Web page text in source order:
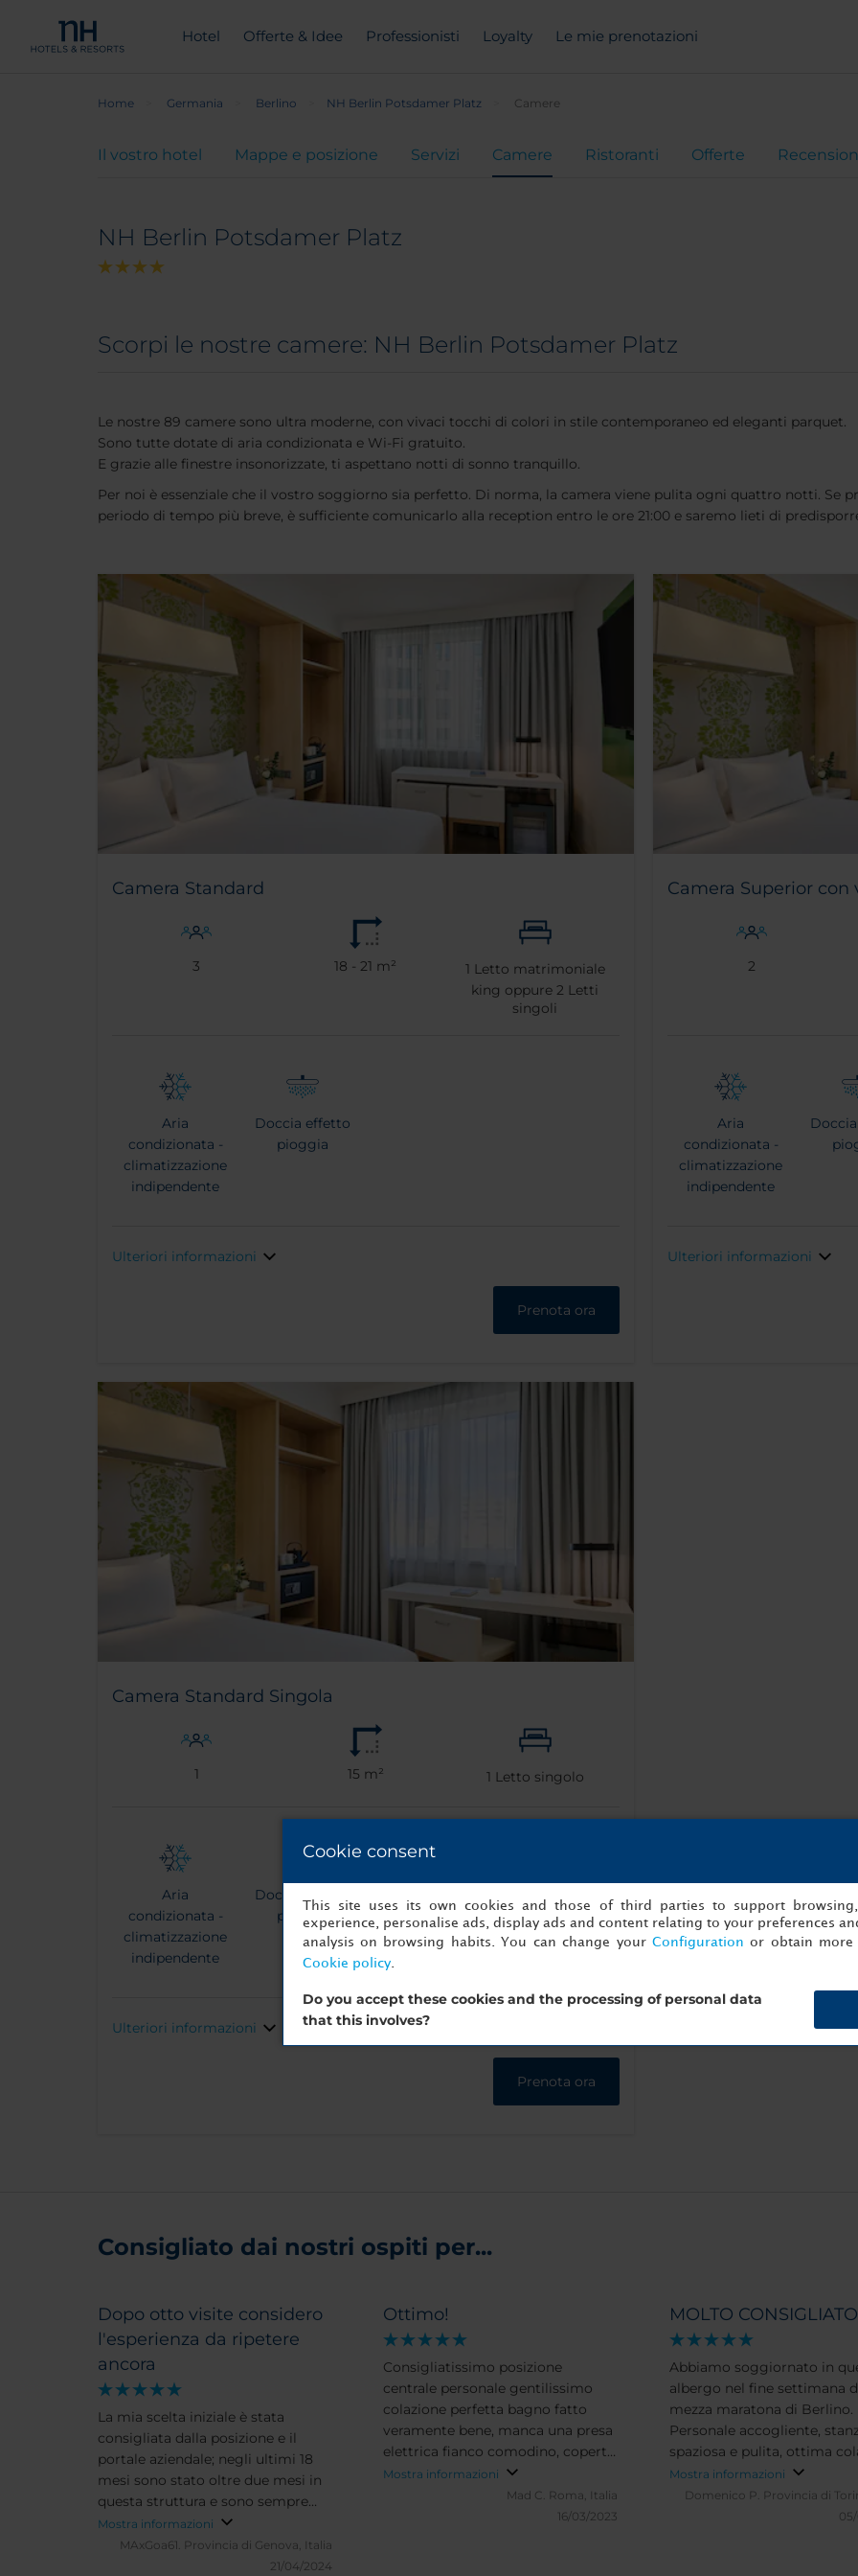
Hotel Offerte & Idee Professionisti Loyalty Le mie prenotazioni
Home Germania Berlino NH Berlin Potsdamer Platz Camere
Il vostro hotel Mappe e posizione Servizi Camere Ristoranti Offerte
NH Berlin Potsdamer Platz
Scorpi le nostre camere: NH Berlin Potsdamer Platz
Le nostre 89 camere sono ultra moderne, con vivaci tocchi di colori in stile contemporaneo ed eleganti parquet.
Sono tutte dotate di aria condizionata e Wi-Fi gratuito.
E grazie alle finestre insonorizzate, ti aspettano notti di sonno tranquillo.
Per noi è essenziale che il vostro soggiorno sia perfetto. Di norma, la camera viene pulita ogni quattro notti. Se
periodo di tempo più breve, è sufficiente comunicarlo alla reception entro le ore 21:00 e saremo lieti di
Camera Standard
3 18 - 21 m² 1 Letto matrimoniale
king oppure2 Letti
singoli
Aria
condizionata -
climatizzazione
indipendente
Doccia effetto
pioggia
Ulteriori informazioni
Prenota ora
Camera Superior con
2
Aria
condizionata -
climatizzazione
indipendente
Ulteriori informazioni
Camera Standard Singola
1 15 m² 1 Letto singolo
Aria
condizionata -
climatizzazione
indipendente
Doccia effetto
pioggia
Ulteriori informazioni
Prenota ora
Consigliato dai nostri ospiti per...
Dopo otto visite considero
l'esperienza da ripetere
ancora
La mia scelta iniziale è stata
consigliata dalla posizione e il
portale aziendale; negli ultimi 18
mesi sono stato oltre due mesi in
questa struttura e sono sempre
tornato e tornerò. Solo una volta
non è stato possibile prenotare
perché esaurito e sono stato
Mostra informazioni
MAxGoa61.
Provincia di Genova, Italia
21/04/2024
Ottimo!
Consigliatissimo posizione
centrale personale gentilissimo
colazione perfetta bagno fatto
veramente bene, manca una presa
elettrica fianco comodino, coperte
e cuscini da rivedere ma nel
complesso ha rispettato le mie
aspettative. Tornerò sicuramente
Mostra informazioni
Mad C. Roma, Italia
16/03/2023
MOLTO CONSIGLIATO
Abbiamo soggiornato in
albergo nel fine settimana
mezza maratona di Berlino.
Personale accogliente,
spaziosa e pulita, ottima
pertanto CONSIGLIO.
Ah...posizione anche non
specialmente per la gara :D
Mostra informazioni
Domenico P.
Provincia di
Cookie consent
This site uses its own cookies and those of third parties to support
experience, personalise ads, display ads and content relating to your preferences
analysis on browsing habits. You can change your Configuration or obtain
Cookie policy.
Do you accept these cookies and the processing of personal data
that this involves?